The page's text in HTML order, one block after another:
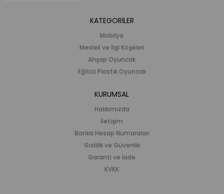
KATEGORİLER
Mobilya
Meslek ve İlgi Köşeleri
Ahşap Oyuncak
Eğitici Plastik Oyuncak
KURUMSAL
Hakkımızda
İletişim
Banka Hesap Numaraları
Gizlilik ve Güvenlik
Garanti ve İade
KVKK